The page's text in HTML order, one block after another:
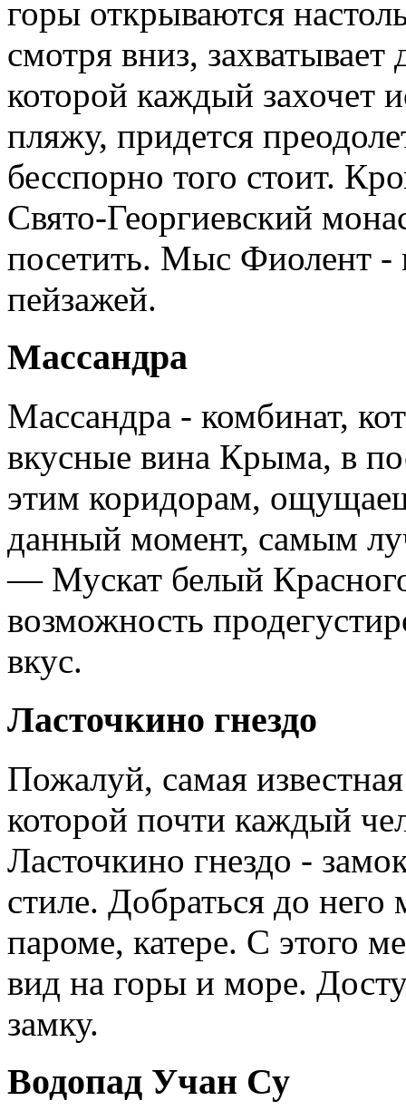
горы открываются
смотря вниз,
которой каждый захочет
пляжу, придется
бесспорно того стоит.
Свято-Георгиевский
посетить. Мыс Фиолент -
пейзажей.
Массандра
Массандра - комбинат,
вкусные вина Крыма, в
этим коридорам,
данный момент, самым
— Мускат белый
возможность
вкус.
Ласточкино гнездо
Пожалуй, самая
которой почти каждый
Ласточкино гнездо -
стиле. Добраться до
пароме, катере. С этого
вид на горы и море.
замку.
Водопад Учан Су